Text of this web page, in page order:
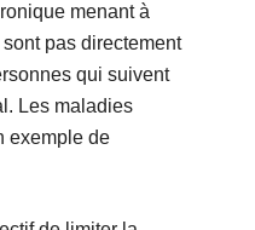
menant à
pas directement
qui suivent
Les maladies
exemple de